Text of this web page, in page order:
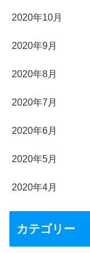
2020年10月
2020年9月
2020年8月
2020年7月
2020年6月
2020年5月
2020年4月
カテゴリー